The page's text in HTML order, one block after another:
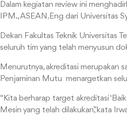
Dalam kegiatan review ini
IPM., ASEAN.Eng dari Universitas
Dekan Fakultas Teknik Universitas
seluruh tim yang telah menyusun
Menurutnya, akreditasi merupakan
Penjaminan Mutu menargetkan
“Kita berharap target akreditasi
Mesin yang telah dilakukan,”kata